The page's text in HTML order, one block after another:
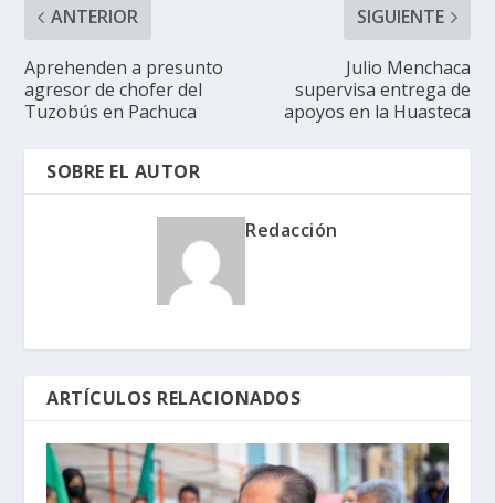
ANTERIOR
Aprehenden a presunto
agresor de chofer del
Tuzobús en Pachuca
SIGUIENTE
Julio Menchaca
supervisa entrega de
apoyos en la Huasteca
SOBRE EL AUTOR
Redacción
ARTÍCULOS RELACIONADOS